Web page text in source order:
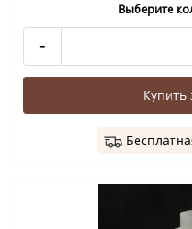
Выберите
-
Купить